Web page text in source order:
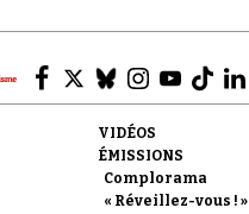
VIDÉOS
ÉMISSIONS
Complorama
« Réveillez-vous ! »